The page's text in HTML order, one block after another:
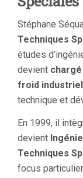
Stéphane
Techniques
études
devient
froid industriel
technique et
En 1999, il
devient
Techniques
focus